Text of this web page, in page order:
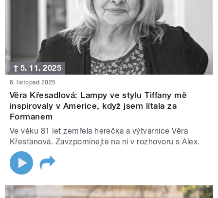
† 5. 11. 2025
6. listopad 2025
Věra Křesadlová: Lampy ve stylu Tiffany mě
inspirovaly v Americe, když jsem lítala za
Formanem
Ve věku 81 let zemřela herečka a výtvarnice Věra
Křesťanová. Zavzpomínejte na ni v rozhovoru s Alex.